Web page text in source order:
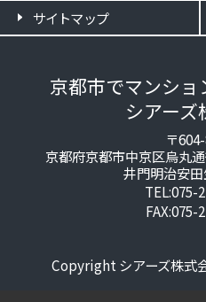
サイトマップ
京都市でマンシ
シアーズ
〒
京都府京都市中京区烏丸
井門明治安
TEL:075-
FAX:075-
Copyright シアーズ株式